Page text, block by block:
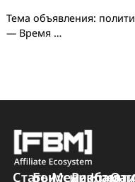
↪️
—https://